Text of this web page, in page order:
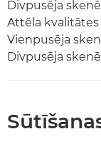
Divpusēja
Attēla
Vienpusēja
Divpusēja